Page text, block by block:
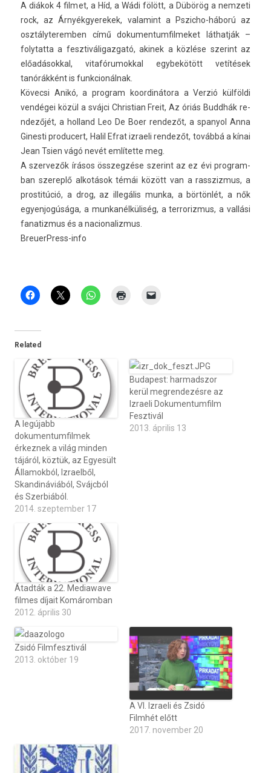
A diákok 4 fil­met, a Híd, a Wádi fölött, a Dübörög a nem­zeti
rock, az Árnyék­gyerekek, valamint a Pszicho-háború az
osztályteremb­en című dokumen­tumfil­meket láthatják –
folytat­ta a fesztiváligaz­gató, akinek a közlése szerint az
előadásokk­al, vitafórumokk­al egybekötött vetítések
tanórákként is funkcionál­nak.
Kövecsi Anikó, a pro­gram koor­dinátora a Verzió külföldi
vendégei közül a svájci Chris­tian Freit, Az óriás Buddhák re­
ndezőjét, a hol­land Leo De Boer re­ndezőt, a spanyol Anna
Gines­ti pro­ducert, Halil Efrat iz­raeli re­ndezőt, továbbá a kínai
Jean Tsien vágó nevét említette meg.
A szer­vezők írásos összeg­zése szerint az ez évi pro­gram­
ban szereplő alkotások témái között van a rassziz­mus, a
pro­stitúció, a drog, az illegális munka, a börtönlét, a nők
egyen­jogúsága, a mun­kanél­küliség, a ter­roriz­mus, a vallási
fanatiz­mus és a nacionaliz­mus.
BreuerPress-info
Related
A legújabb
dokumentumfilmek
érkeznek a világ minden
tájáról, köztük, az Egyesült
Államokból, Izraelből,
Skandináviából, Svájcból
és Szerbiából.
2014. szeptember 17
Budapest: harmadszor
kerül megrendezésre az
Izraeli Dokumentumfilm
Fesztivál
2013. április 13
Átadták a 22. Mediawave
filmes díjait Komáromban
2012. április 30
Zsidó Filmfesztivál
2013. október 19
A VI. Izraeli és Zsidó
Filmhét előtt
2017. november 20